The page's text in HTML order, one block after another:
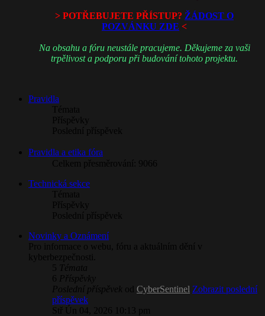
> POTŘEBUJETE PŘÍSTUP? ŽÁDOST O
POZVÁNKU ZDE <
Na obsahu a fóru neustále pracujeme. Děkujeme za vaši
trpělivost a podporu při budování tohoto projektu.
Pravidla
Témata
Příspěvky
Poslední příspěvek
Pravidla a etika fóra
Celkem přesměrování: 9066
Technická sekce
Témata
Příspěvky
Poslední příspěvek
Novinky a Oznámení
Pro informace o webu, fóru a aktuálním dění v
kyberbezpečnosti.
5 Témata
6 Příspěvky
Poslední příspěvek od CyberSentinel Zobrazit poslední
příspěvek
Stř Ún 04, 2026 10:13 pm